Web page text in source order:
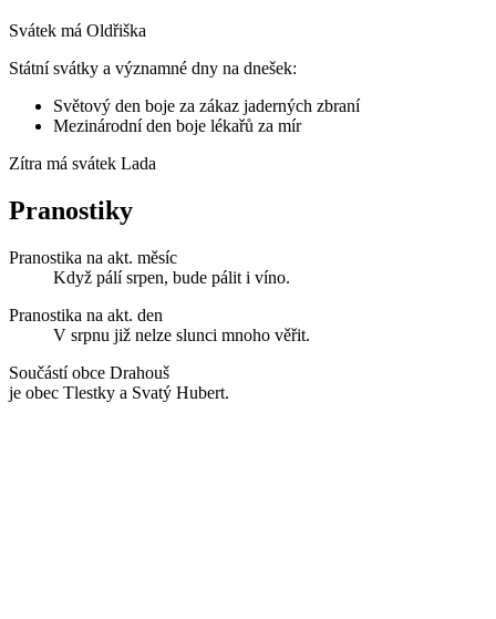
Svátek má Oldřiška
Státní svátky a významné dny na dnešek:
Světový den boje za zákaz jaderných zbraní
Mezinárodní den boje lékařů za mír
Zítra má svátek Lada
Pranostiky
Pranostika na akt. měsíc
Když pálí srpen, bude pálit i víno.
Pranostika na akt. den
V srpnu již nelze slunci mnoho věřit.
Součástí obce Drahouš
je obec Tlestky a Svatý Hubert.